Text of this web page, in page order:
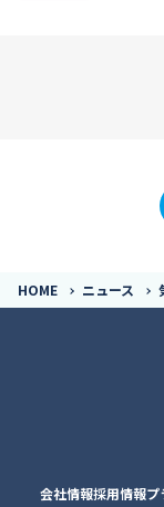
HOME ニュース
会社情報採用情報プ